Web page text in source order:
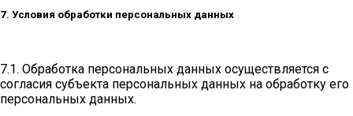
7. Условия обработки персональных данных
7.1. Обработка персональных данных осуществляется с
согласия субъекта персональных данных на обработку его
персональных данных.